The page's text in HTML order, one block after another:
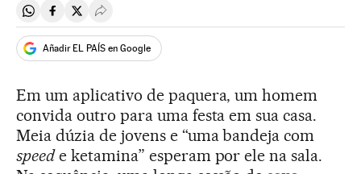
Compartir en Whatsapp
Compartir en Facebook
Compartir en Twitter
Desplegar Redes Sociales
Añadir EL PAÍS en Google
Em um aplicativo de paquera, um homem
convida outro para uma festa em sua casa.
Meia dúzia de jovens e “uma bandeja com
speede ketamina” esperam por ele na sala.